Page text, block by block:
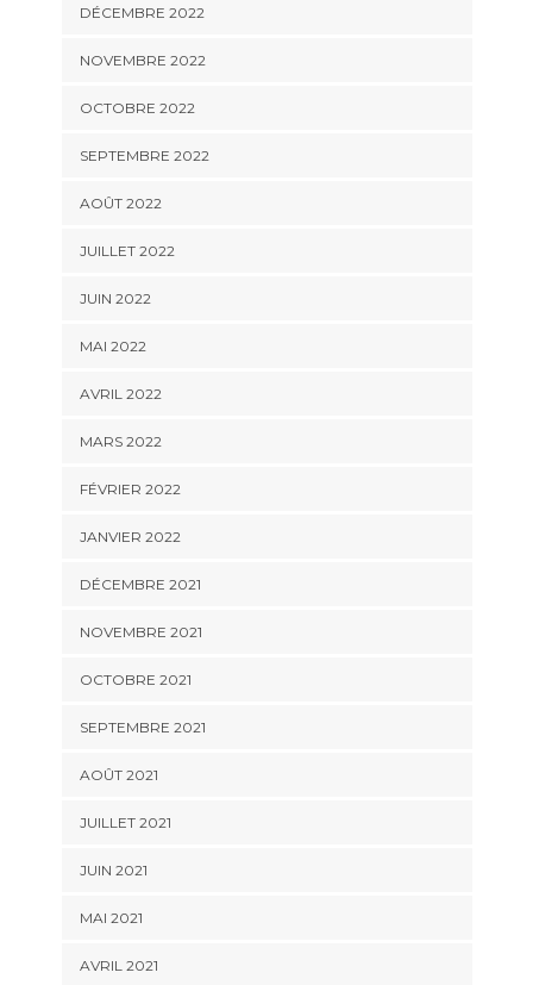
DÉCEMBRE 2022
NOVEMBRE 2022
OCTOBRE 2022
SEPTEMBRE 2022
AOÛT 2022
JUILLET 2022
JUIN 2022
MAI 2022
AVRIL 2022
MARS 2022
FÉVRIER 2022
JANVIER 2022
DÉCEMBRE 2021
NOVEMBRE 2021
OCTOBRE 2021
SEPTEMBRE 2021
AOÛT 2021
JUILLET 2021
JUIN 2021
MAI 2021
AVRIL 2021